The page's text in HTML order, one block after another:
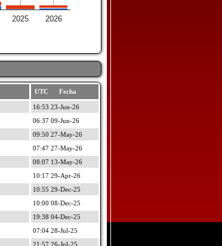
2025 2026
UTC Fecha
16:53 23-Jun-26
06:37 09-Jun-26
09:50 27-May-26
07:47 27-May-26
08:07 13-May-26
10:17 29-Apr-26
10:55 29-Dec-25
10:00 08-Dec-25
19:38 04-Dec-25
07:04 28-Jul-25
21:57 26-Jul-25